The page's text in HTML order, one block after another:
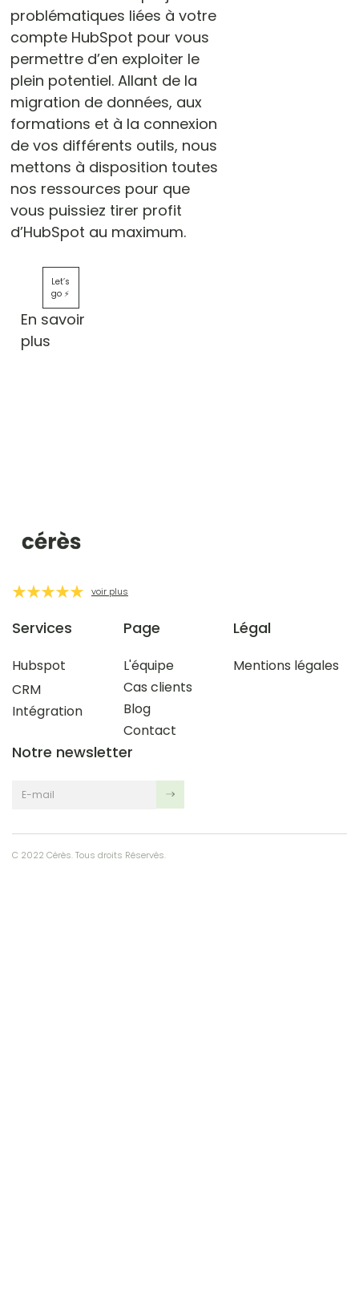
problématiques liées à votre
compte HubSpot pour vous
permettre d’en exploiter le
plein potentiel. Allant de la
migration de données, aux
formations et à la connexion
de vos différents outils, nous
mettons à disposition toutes
nos ressources pour que
vous puissiez tirer profit
d’HubSpot au maximum.
Let’s
go ⚡️
En savoir
plus
voir plus
Services
Hubspot
CRM
Intégration
Page
L'équipe
Cas clients
Blog
Contact
Légal
Mentions légales
Notre newsletter
C 2022 Cérès. Tous droits Réservés.